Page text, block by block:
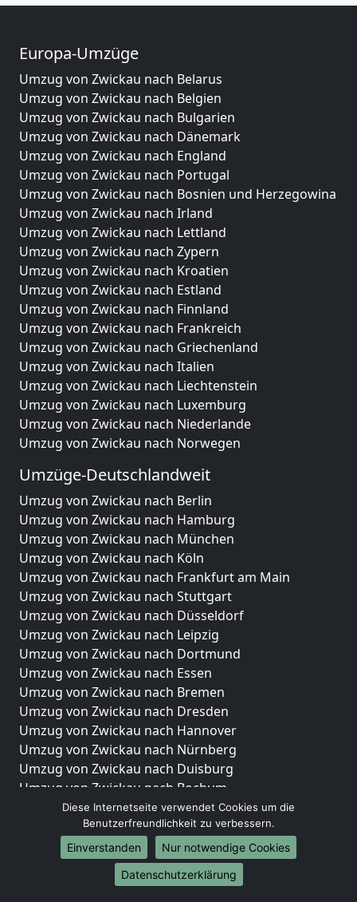
Europa-Umzüge
Umzug von Zwickau nach Belarus
Umzug von Zwickau nach Belgien
Umzug von Zwickau nach Bulgarien
Umzug von Zwickau nach Dänemark
Umzug von Zwickau nach England
Umzug von Zwickau nach Portugal
Umzug von Zwickau nach Bosnien und Herzegowina
Umzug von Zwickau nach Irland
Umzug von Zwickau nach Lettland
Umzug von Zwickau nach Zypern
Umzug von Zwickau nach Kroatien
Umzug von Zwickau nach Estland
Umzug von Zwickau nach Finnland
Umzug von Zwickau nach Frankreich
Umzug von Zwickau nach Griechenland
Umzug von Zwickau nach Italien
Umzug von Zwickau nach Liechtenstein
Umzug von Zwickau nach Luxemburg
Umzug von Zwickau nach Niederlande
Umzug von Zwickau nach Norwegen
Umzüge-Deutschlandweit
Umzug von Zwickau nach Berlin
Umzug von Zwickau nach Hamburg
Umzug von Zwickau nach München
Umzug von Zwickau nach Köln
Umzug von Zwickau nach Frankfurt am Main
Umzug von Zwickau nach Stuttgart
Umzug von Zwickau nach Düsseldorf
Umzug von Zwickau nach Leipzig
Umzug von Zwickau nach Dortmund
Umzug von Zwickau nach Essen
Umzug von Zwickau nach Bremen
Umzug von Zwickau nach Dresden
Umzug von Zwickau nach Hannover
Umzug von Zwickau nach Nürnberg
Umzug von Zwickau nach Duisburg
Umzug von Zwickau nach Bochum
Umzug von Zwickau nach Wuppertal
Umzug von Zwickau nach Bielefeld
Umzug von Zwickau nach Bonn
Umzug von Zwickau nach Münster
Diese Internetseite verwendet Cookies um die
Benutzerfreundlichkeit zu verbessern.
Einverstanden
Nur notwendige Cookies
Datenschutzerklärung